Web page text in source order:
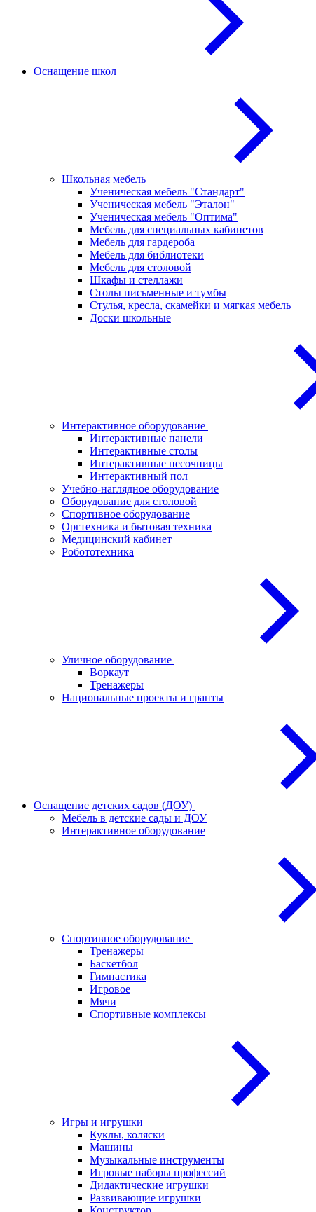
Оснащение школ
Школьная мебель
Ученическая мебель "Стандарт"
Ученическая мебель "Эталон"
Ученическая мебель "Оптима"
Мебель для специальных кабинетов
Мебель для гардероба
Мебель для библиотеки
Мебель для столовой
Шкафы и стеллажи
Столы письменные и тумбы
Стулья, кресла, скамейки и мягкая мебель
Доски школьные
Интерактивное оборудование
Интерактивные панели
Интерактивные столы
Интерактивные песочницы
Интерактивный пол
Учебно-наглядное оборудование
Оборудование для столовой
Спортивное оборудование
Оргтехника и бытовая техника
Медицинский кабинет
Робототехника
Уличное оборудование
Воркаут
Тренажеры
Национальные проекты и гранты
Оснащение детских садов (ДОУ)
Мебель в детские сады и ДОУ
Интерактивное оборудование
Спортивное оборудование
Тренажеры
Баскетбол
Гимнастика
Игровое
Мячи
Спортивные комплексы
Игры и игрушки
Куклы, коляски
Машины
Музыкальные инструменты
Игровые наборы профессий
Дидактические игрушки
Развивающие игрушки